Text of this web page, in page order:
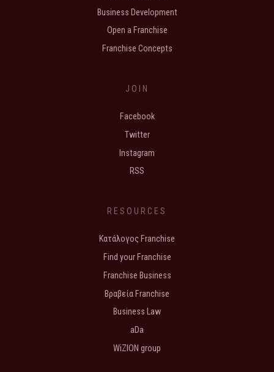
Business Development
Open a Franchise
Franchise Concepts
JOIN
Facebook
Twitter
Instagram
RSS
RESOURCES
Κατάλογος Franchise
Find your Franchise
Franchise Business
Βραβεία Franchise
Business Law
aDa
WiZION group